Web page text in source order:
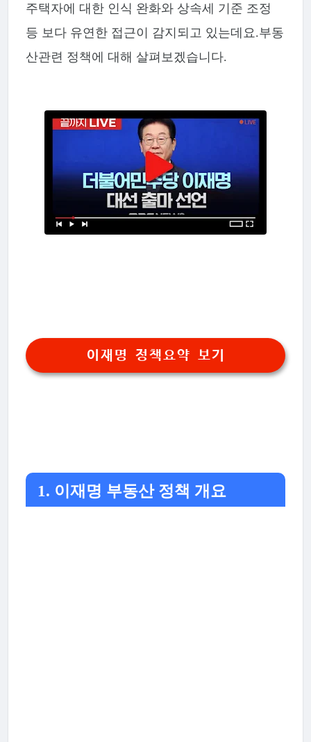
주택자에 대한 인식 완화와 상속세 기준 조정
등 보다 유연한 접근이 감지되고 있는데요.부동
산관련 정책에 대해 살펴보겠습니다.
이재명 정책요약 보기
1. 이재명 부동산 정책 개요